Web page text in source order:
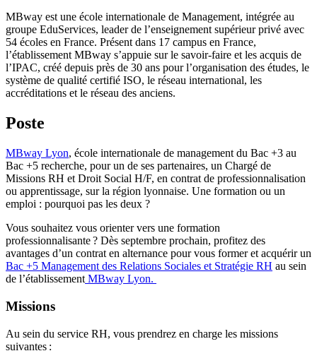
MBway est une école internationale de Management, intégrée au
groupe EduServices, leader de l’enseignement supérieur privé avec
54 écoles en France. Présent dans 17 campus en France,
l’établissement MBway s’appuie sur le savoir-faire et les acquis de
l’IPAC, créé depuis près de 30 ans pour l’organisation des études, le
système de qualité certifié ISO, le réseau international, les
accréditations et le réseau des anciens.
Poste
MBway Lyon, école internationale de management du Bac +3 au
Bac +5 recherche, pour un de ses partenaires, un Chargé de
Missions RH et Droit Social H/F, en contrat de professionnalisation
ou apprentissage, sur la région lyonnaise. Une formation ou un
emploi : pourquoi pas les deux ?
Vous souhaitez vous orienter vers une formation
professionnalisante ? Dès septembre prochain, profitez des
avantages d’un contrat en alternance pour vous former et acquérir un
Bac +5 Management des Relations Sociales et Stratégie RH au sein
de l’établissement MBway Lyon.
Missions
Au sein du service RH, vous prendrez en charge les missions
suivantes :